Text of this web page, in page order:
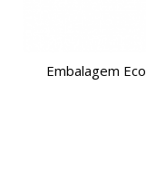
Embalagem